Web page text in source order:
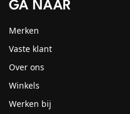
GA NAAR
Merken
Vaste klant
Over ons
Winkels
Werken bij